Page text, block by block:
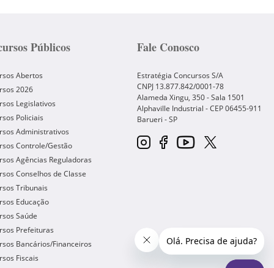
Públicos
Abertos
2026
Legislativos
Policiais
Administrativos
Controle/Gestão
Agências Reguladoras
Conselhos de Classe
Tribunais
Educação
Saúde
Prefeituras
Bancários/Financeiros
Fiscais
Fale Conosco
Estratégia Concursos S/A
CNPJ 13.877.842/0001-78
Alameda Xingu, 350 - Sala 1501
Alphaville Industrial - CEP06455-911
Barueri -SP